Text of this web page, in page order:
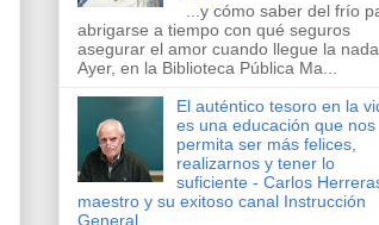
...y cómo saber del frío
abrigarse a tiempo con qué seguros
asegurar el amor cuando llegue la nada.
Ayer, en la Biblioteca Pública Ma...
El auténtico tesoro en la
es una educación que nos
permita ser más felices,
realizarnos y tener lo
suficiente - Carlos
maestro y su exitoso canal Instrucción
General